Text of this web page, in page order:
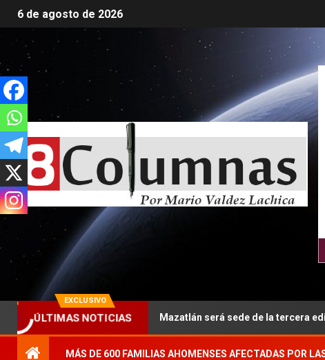
6 de agosto de 2026
EXCLUSIVO
ÚLTIMAS NOTICIASMazatlán será sede de la tercera edición de la
MÁS DE 600 FAMILIAS AHOMENSES AFECTADAS POR